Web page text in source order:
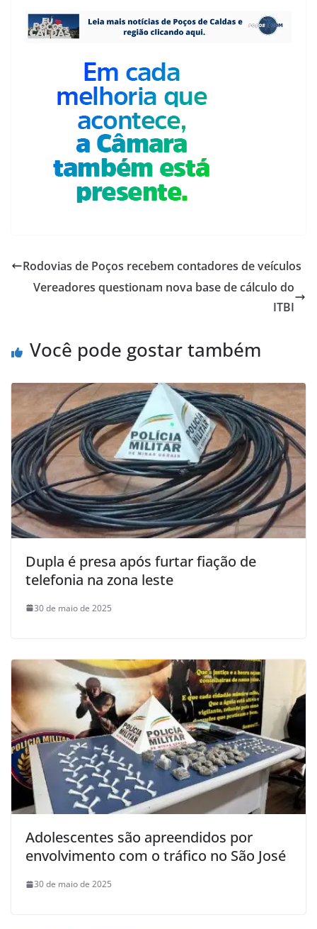
Rodovias de Poços recebem contadores de veículos
Vereadores questionam nova base de cálculo do
ITBI
Você pode gostar também
Dupla é presa após furtar fiação de
telefonia na zona leste
30 de maio de 2025
Adolescentes são apreendidos por
envolvimento com o tráfico no São José
30 de maio de 2025